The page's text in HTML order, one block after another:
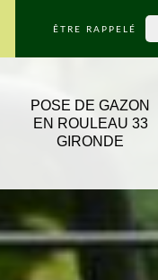
ÊTRE RAPPELÉ
POSE DE GAZON
EN ROULEAU 33
GIRONDE